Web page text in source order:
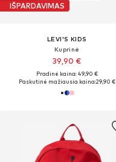
IŠPARDAVIMAS
LEVI'S KIDS
Kuprinė
39,90 €
Pradinė kaina: 49,90 €
Paskutinė mažiausia kaina:29,90 €